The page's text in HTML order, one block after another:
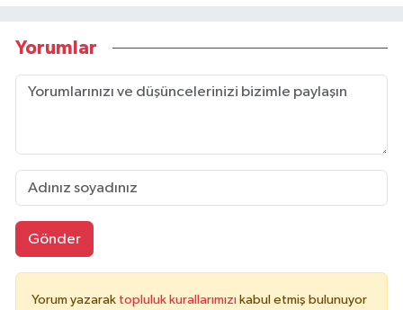
Yorumlar
Gönder
Yorum yazarak topluluk kurallarımızı kabul etmiş bulunuyor